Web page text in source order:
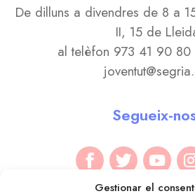
Gestionar el
De dilluns a divendres de 8 a
II, 15 de
al telèfon 973 41 90
Segueix-